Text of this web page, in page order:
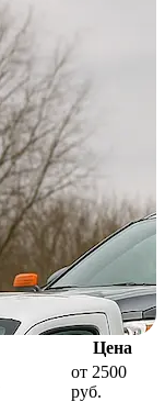
Цена
от 2500
руб.